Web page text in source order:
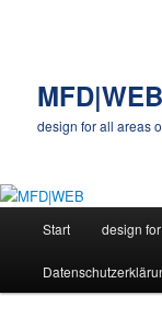
MFD|WEB
design for all areas
Start design